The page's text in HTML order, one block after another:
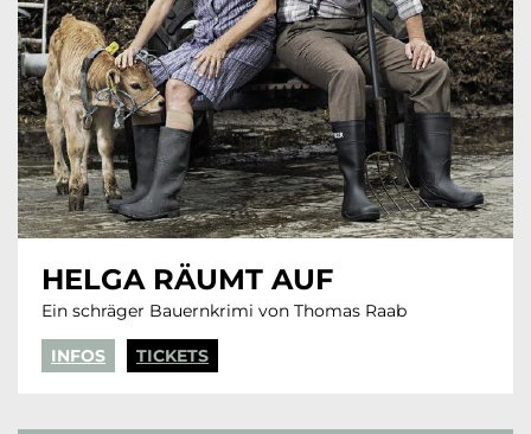
HELGA RÄUMT AUF
Ein schräger Bauernkrimi von Thomas Raab
INFOS TICKETS